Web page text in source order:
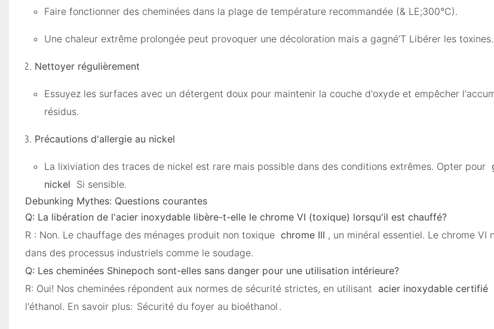
Faire fonctionner des cheminées dans la plage de température recommandée (& LE;300°C).
Une chaleur extrême prolongée peut provoquer une décoloration mais a gagné’T Libérer les toxines.
Nettoyer régulièrement
Essuyez les surfaces avec un détergent doux pour maintenir la couche d'oxyde et empêcher
résidus.
Précautions d'allergie au nickel
La lixiviation des traces de nickel est rare mais possible dans des conditions extrêmes. Opter pour
nickel Si sensible.
Debunking Mythes: Questions courantes
Q: La libération de l'acier inoxydable libère-t-elle le chrome VI (toxique) lorsqu'il est chauffé?
R : Non. Le chauffage des ménages produit non toxique chrome III , un minéral essentiel. Le chrome VI
dans des processus industriels comme le soudage.
Q: Les cheminées Shinepoch sont-elles sans danger pour une utilisation intérieure?
R: Oui! Nos cheminées répondent aux normes de sécurité strictes, en utilisant acier inoxydable certifié
l'éthanol. En savoir plus: Sécurité du foyer au bioéthanol.